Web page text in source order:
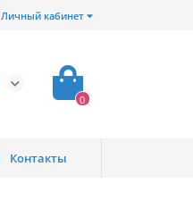
Личный кабинет
0
Контакты